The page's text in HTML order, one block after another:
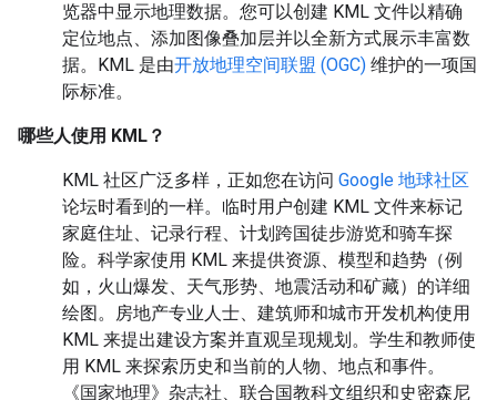
览器中显示地理数据。您可以创建 KML 文件以精确
定位地点、添加图像叠加层并以全新方式展示丰富数
据。KML 是由开放地理空间联盟 (OGC) 维护的一项国
际标准。
哪些人使用 KML？
KML 社区广泛多样，正如您在访问 Google 地球社区
论坛时看到的一样。临时用户创建 KML 文件来标记
家庭住址、记录行程、计划跨国徒步游览和骑车探
险。科学家使用 KML 来提供资源、模型和趋势（例
如，火山爆发、天气形势、地震活动和矿藏）的详细
绘图。房地产专业人士、建筑师和城市开发机构使用
KML 来提出建设方案并直观呈现规划。学生和教师使
用 KML 来探索历史和当前的人物、地点和事件。
《国家地理》杂志社、联合国教科文组织和史密森尼